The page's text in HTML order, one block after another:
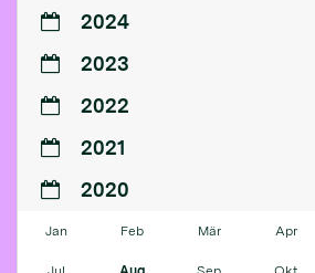
2024
2023
2022
2021
2020
Jan Feb Mär Apr